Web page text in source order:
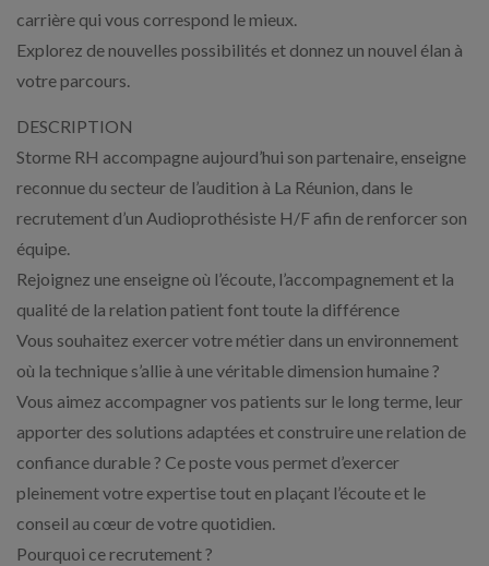
carrière qui vous correspond le mieux.
Explorez de nouvelles possibilités et donnez un nouvel élan à
votre parcours.
DESCRIPTION
Storme RH accompagne aujourd’hui son partenaire, enseigne
reconnue du secteur de l’audition à La Réunion, dans le
recrutement d’un Audioprothésiste H/F afin de renforcer son
équipe.
Rejoignez une enseigne où l’écoute, l’accompagnement et la
qualité de la relation patient font toute la différence
Vous souhaitez exercer votre métier dans un environnement
où la technique s’allie à une véritable dimension humaine ?
Vous aimez accompagner vos patients sur le long terme, leur
apporter des solutions adaptées et construire une relation de
confiance durable ? Ce poste vous permet d’exercer
pleinement votre expertise tout en plaçant l’écoute et le
conseil au cœur de votre quotidien.
Pourquoi ce recrutement ?